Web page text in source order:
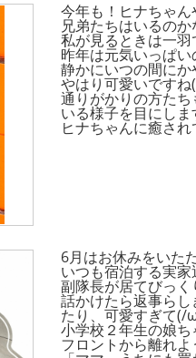
今年も！ヒナちゃん
兄弟たちはいるの
私が見るときは一羽
昨年は元気いっぱ
静かにいつの間にか
やはり可愛いです
通りがかりの方た
いる様子を目にしま
ヒナちゃんに癒さ
6月はお休みをいた
いつも宿泊する実
副隊長が居てびっく
話かけたら返事ら
たり、可愛すぎて(/
小学校２年生の娘ち
フロントから離れよ